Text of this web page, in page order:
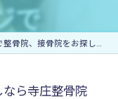
、接骨院をお探しなら寺庄整骨院へ。
ら寺庄整骨院